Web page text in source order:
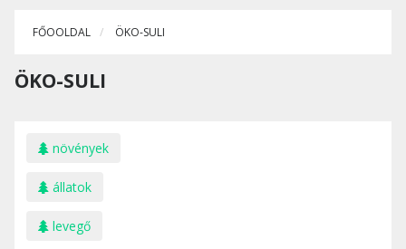
FŐOOLDAL ÖKO-SULI
ÖKO-SULI
növények
állatok
levegő